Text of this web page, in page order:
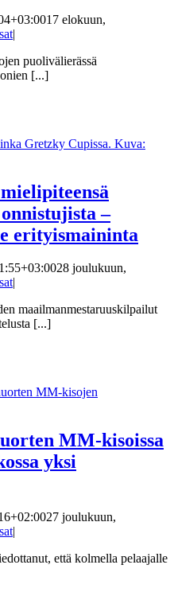
17 elokuun,
|
puolivälierässä
[...]
–
erityismaininta
28 joulukuun,
|
maailmanmestaruuskilpailut
[...]
MM-kisoissa
yksi
27 joulukuun,
|
että kolmella pelaajalle